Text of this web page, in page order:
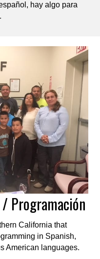
hay algo para
Programación
California that
in Spanish,
American languages.